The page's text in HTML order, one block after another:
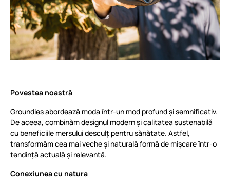
Povestea noastră
Groundies abordează moda într-un mod profund și semnificativ.
De aceea, combinăm designul modern și calitatea sustenabilă
cu beneficiile mersului desculț pentru sănătate. Astfel,
transformăm cea mai veche și naturală formă de mișcare într-o
tendință actuală și relevantă.
Conexiunea cu natura